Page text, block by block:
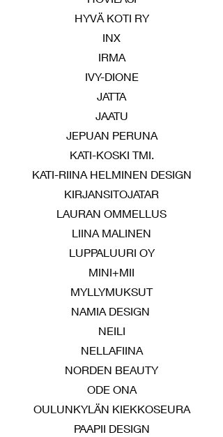
HYVÄ KOTI RY
INX
IRMA
IVY-DIONE
JATTA
JAATU
JEPUAN PERUNA
KATI-KOSKI TMI.
KATI-RIINA HELMINEN DESIGN
KIRJANSITOJATAR
LAURAN OMMELLUS
LIINA MALINEN
LUPPALUURI OY
MINI+MII
MYLLYMUKSUT
NAMIA DESIGN
NEILI
NELLAFIINA
NORDEN BEAUTY
ODE ONA
OULUNKYLÄN KIEKKOSEURA
PAAPII DESIGN